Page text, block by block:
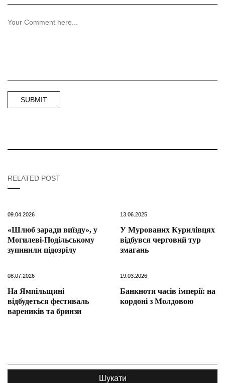
RELATED POST
09.04.2026
«Шлюб заради виїзду», у
Могилеві-Подільському
зупинили підозрілу
13.06.2025
У Мурованих Курилівцях
відбувся черговий тур
змагань
08.07.2026
На Ямпільщині
відбудеться фестиваль
вареників та бринзи
19.03.2026
Банкноти часів імперії: на
кордоні з Молдовою